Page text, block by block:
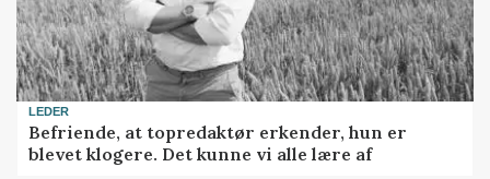
LEDER
Befriende, at topredaktør erkender, hun er
blevet klogere. Det kunne vi alle lære af